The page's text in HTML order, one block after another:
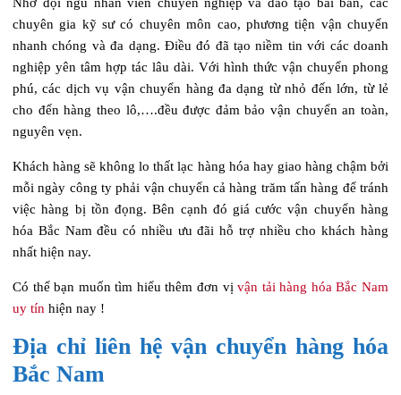
chuyên gia kỹ sư có chuyên môn cao, phương tiện vận chuyển
nhanh chóng và đa dạng. Điều đó đã tạo niềm tin với các doanh
nghiệp yên tâm hợp tác lâu dài. Với hình thức vận chuyển phong
phú, các dịch vụ vận chuyển hàng đa dạng từ nhỏ đến lớn, từ lẻ
cho đến hàng theo lô,….đều được đảm bảo vận chuyển an toàn,
nguyên vẹn.
Khách hàng sẽ không lo thất lạc hàng hóa hay giao hàng chậm bởi
mỗi ngày công ty phải vận chuyển cả hàng trăm tấn hàng để tránh
việc hàng bị tồn đọng. Bên cạnh đó giá cước vận chuyển hàng
hóa Bắc Nam đều có nhiều ưu đãi hỗ trợ nhiều cho khách hàng
nhất hiện nay.
Có thể bạn muốn tìm hiểu thêm đơn vịvận tải hàng hóa Bắc Nam
uy tín hiện nay !
Địa chỉ liên hệ vận chuyển hàng hóa
Bắc Nam